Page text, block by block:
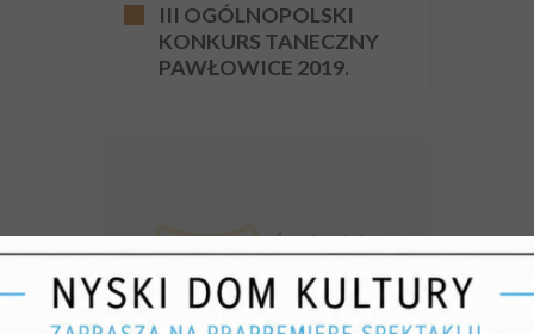
III OGÓLNOPOLSKI
KONKURS TANECZNY
PAWŁOWICE 2019.